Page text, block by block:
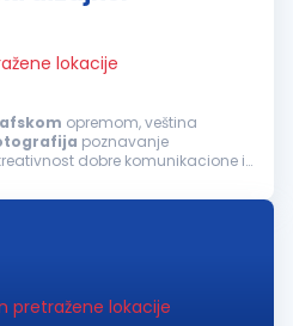
lokacije
opremom, veština
poznavanje
dobre komunikacione i
kreiranje...
pretražene lokacije